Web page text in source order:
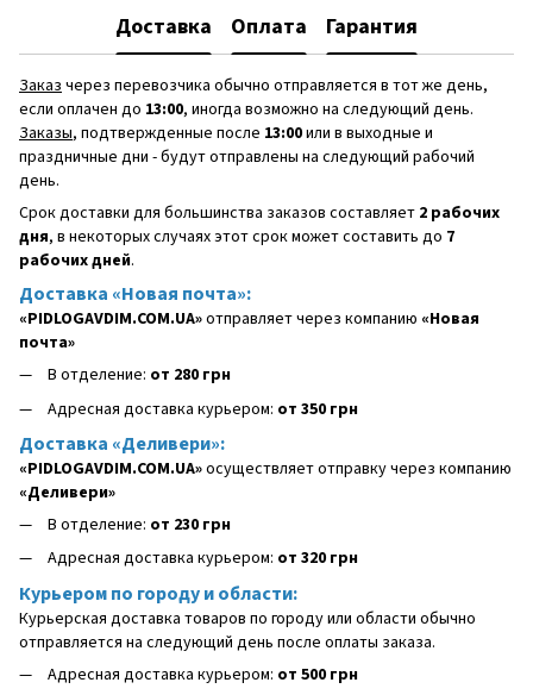
Доставка Оплата Гарантия
Заказчерез перевозчика обычно отправляется в тот же день,
если оплачен до 13:00, иногда возможно на следующий день.
Заказы, подтвержденные после 13:00или в выходные и
праздничные дни - будут отправлены на следующий рабочий
день.
Срок доставки для большинства заказов составляет 2 рабочих
дня, в некоторых случаях этот срок может составить до 7
рабочих дней.
Доставка «Новая почта»:
«PIDLOGAVDIM.COM.UA»отправляет через компанию «Новая
почта»
В отделение: от 280 грн
Адресная доставка курьером: от 350 грн
Доставка «Деливери»:
«PIDLOGAVDIM.COM.UA»осуществляет отправку через компанию
«Деливери»
В отделение: от 230 грн
Адресная доставка курьером: от 320 грн
Курьером по городу и области:
Курьерская доставка товаров по городу или области обычно
отправляется на следующий день после оплаты заказа.
Адресная доставка курьером: от 500 грн